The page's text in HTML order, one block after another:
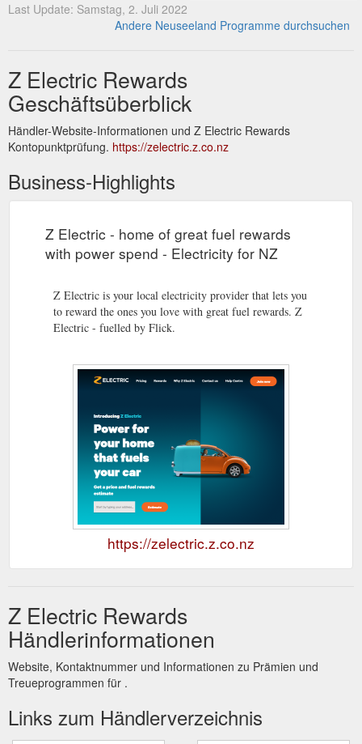
Last Update: Samstag, 2. Juli 2022
Andere Neuseeland Programme durchsuchen
Z Electric Rewards
Geschäftsüberblick
Händler-Website-Informationen und Z Electric Rewards
Kontopunktprüfung. https://zelectric.z.co.nz
Business-Highlights
Z Electric - home of great fuel rewards
with power spend - Electricity for NZ
Z Electric is your local electricity provider that lets you
to reward the ones you love with great fuel rewards. Z
Electric - fuelled by Flick.
https://zelectric.z.co.nz
Z Electric Rewards
Händlerinformationen
Website, Kontaktnummer und Informationen zu Prämien und
Treueprogrammen für .
Links zum Händlerverzeichnis